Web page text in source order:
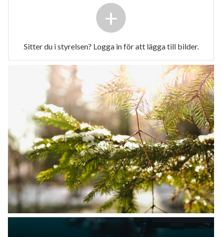
+
Sitter du i styrelsen? Logga in för att lägga till bilder.